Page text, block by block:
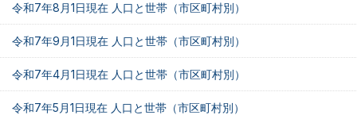
令和7年8月1日現在 人口と世帯（市区町村別）
令和7年9月1日現在 人口と世帯（市区町村別）
令和7年4月1日現在 人口と世帯（市区町村別）
令和7年5月1日現在 人口と世帯（市区町村別）